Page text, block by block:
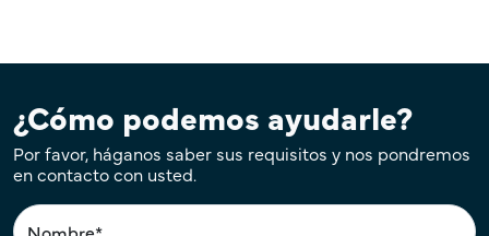
¿Cómo podemos ayudarle?
Por favor, háganos saber sus requisitos y nos pondremos
en contacto con usted.